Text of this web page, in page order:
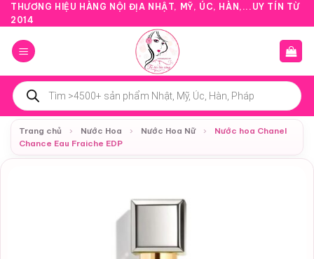
Bỏ
qua
nội
dung
THƯƠNG HIỆU HÀNG NỘI ĐỊA NHẬT, MỸ, ÚC, HÀN,...UY TÍN TỪ
2014
Tìm
kiếm
sản
phẩm
Trang chủ
› Nước Hoa › Nước Hoa Nữ ›
Nước hoa Chanel
Chance Eau Fraiche EDP